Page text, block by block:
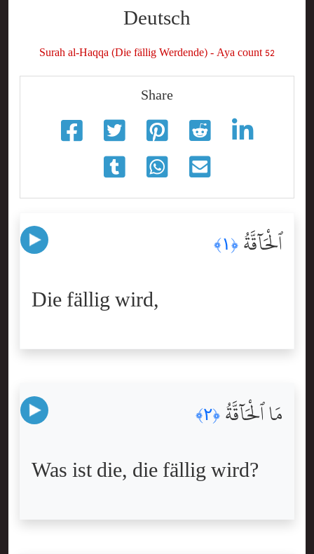
Deutsch
Surah al-Haqqa (Die fällig Werdende) - Aya count 52
Share
ٱلْحَآقَّةُ ﴿١﴾
Die fällig wird,
مَا ٱلْحَآقَّةُ ﴿٢﴾
Was ist die, die fällig wird?